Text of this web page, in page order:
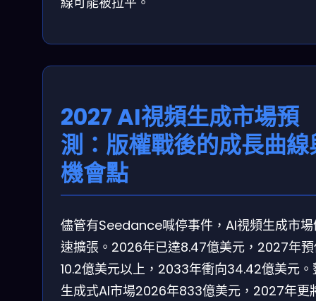
2027 AI視頻生成市場預
測：版權戰後的成長曲線
機會點
儘管有Seedance喊停事件，AI視頻生成市
速擴張。2026年已達8.47億美元，2027年
10.2億美元以上，2033年衝向34.42億美元。
生成式AI市場2026年833億美元，2027年更